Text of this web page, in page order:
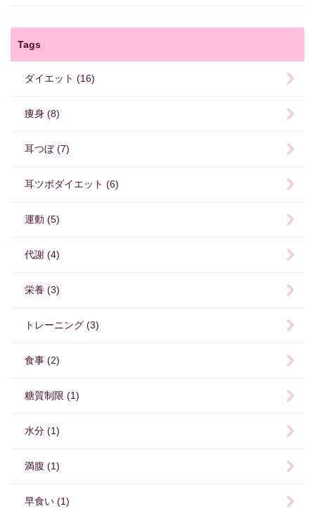
Tags
ダイエット (16)
痩身 (8)
耳つぼ (7)
耳ツボダイエット (6)
運動 (5)
代謝 (4)
栄養 (3)
トレーニング (3)
食事 (2)
糖質制限 (1)
水分 (1)
満腹 (1)
早食い (1)